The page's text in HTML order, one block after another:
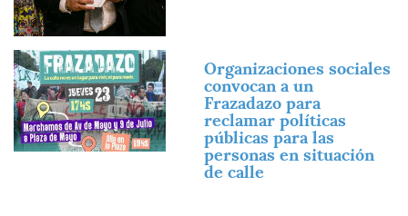
Imagen
Organizaciones sociales
convocan a un
Frazadazo para
reclamar políticas
públicas para las
personas en situación
de calle